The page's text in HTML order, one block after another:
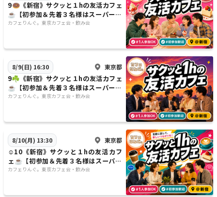
9🍩《新宿》サクッと１hの友活カフェ
☕️【初参加＆先着３名様はスーパー割
引】素敵な1日は素敵な出会いから✨
カフェりんぐ。東京カフェ会・飲み会
8/9(日) 16:30 東京都
9☘️《新宿》サクッと１hの友活カフェ
☕️【初参加＆先着３名様はスーパー割
引】素敵な1日は素敵な出会いから✨
カフェりんぐ。東京カフェ会・飲み会
8/10(月) 13:30 東京都
☺️10《新宿》サクッと１hの友活カフ
ェ☕️【初参加＆先着３名様はスーパー
割引】素敵な1日は素敵な出会いから
カフェりんぐ。東京カフェ会・飲み会